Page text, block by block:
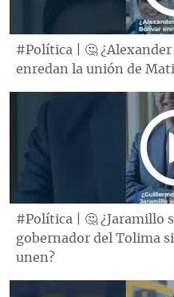
#Política | 🤔
enredan la unión de
#Política | 🤔 ¿Jaramillo
gobernador del Tolima
unen?